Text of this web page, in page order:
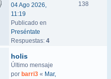
04 Ago 2026,
11:19
Publicado en
Preséntate
Respuestas: 4
138
holis
Último mensaje
por barri3 « Mar,